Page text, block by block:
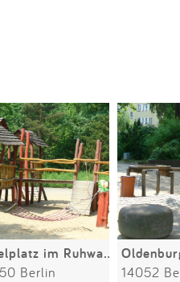
Spielplatz im Ruhwaldpark
Berlin 14052